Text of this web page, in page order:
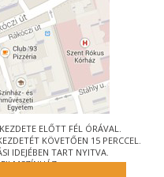
ELŐTT FÉL ÓRÁVAL.
KÖVETŐEN 15 PERCCEL.
IDEJÉBEN TART NYITVA.